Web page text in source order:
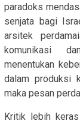
paradoks
senjata bagi
arsitek
komunikasi
menentukan
dalam produksi
maka pesan
Kritik lebih